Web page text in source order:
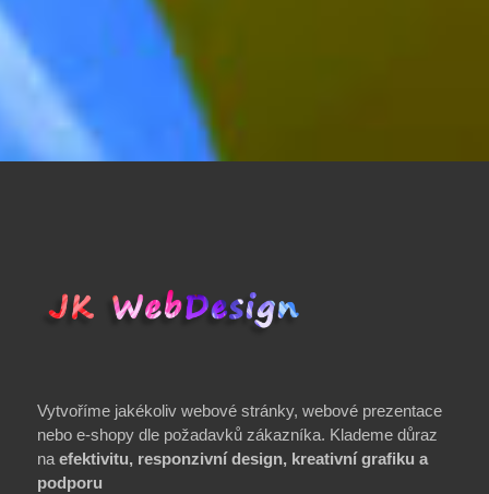
Vytvoříme jakékoliv webové stránky, webové prezentace
nebo e-shopy dle požadavků zákazníka. Klademe důraz
na efektivitu, responzivní design, kreativní grafiku a
podporu